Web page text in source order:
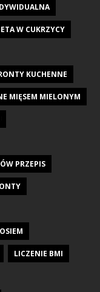
W CUKRZYCY
KUCHENNE
MIĘSEM MIELONYM
PRZEPIS
LICZENIE BMI